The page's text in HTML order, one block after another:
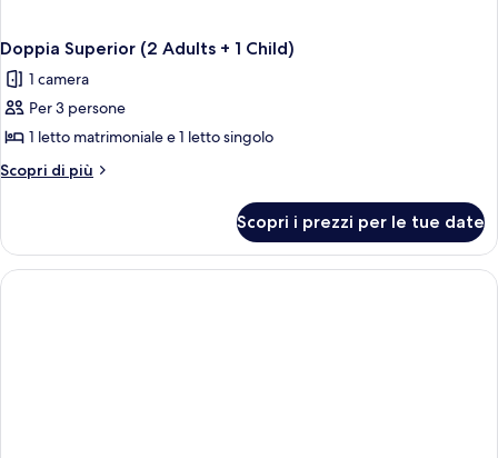
Doppia Superior (2 Adults + 1 Child)
1 camera
Per 3 persone
1 letto matrimoniale e 1 letto singolo
Scopri di più
Altri
Superior
(2
Adults
Scopri i prezzi per le tue date